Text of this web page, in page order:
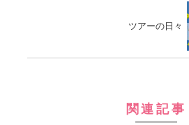
ツアーの日々
関連記事